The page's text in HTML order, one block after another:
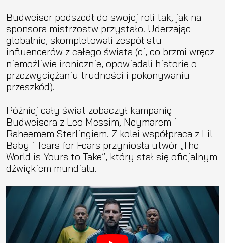
Budweiser podszedł do swojej roli tak, jak na
sponsora mistrzostw przystało. Uderzając
globalnie, skompletowali zespół stu
influencerów z całego świata (ci, co brzmi wręcz
niemożliwie ironicznie, opowiadali historie o
przezwyciężaniu trudności i pokonywaniu
przeszkód).
Później cały świat zobaczył kampanię
Budweisera z Leo Messim, Neymarem i
Raheemem Sterlingiem. Z kolei współpraca z Lil
Baby i Tears for Fears przyniosła utwór „The
World is Yours to Take”, który stał się oficjalnym
dźwiękiem mundialu.